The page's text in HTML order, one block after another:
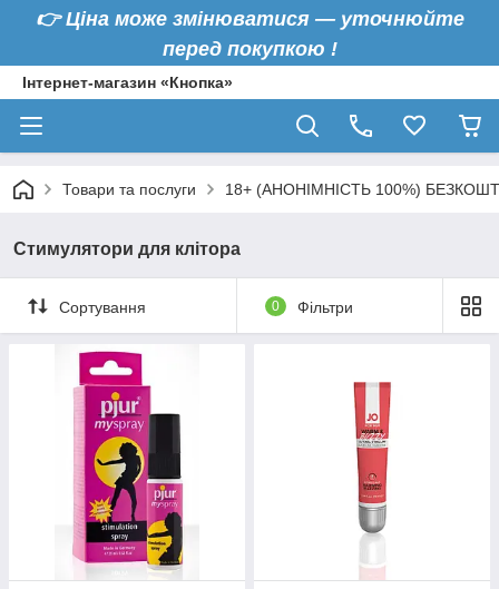
👉Ціна може змінюватися — уточнюйте
перед покупкою !
Інтернет-магазин «Кнопка»
Товари та послуги 18+ (АНОНІМНІСТЬ 100%)
Стимулятори для клітора
Сортування 0 Фільтри